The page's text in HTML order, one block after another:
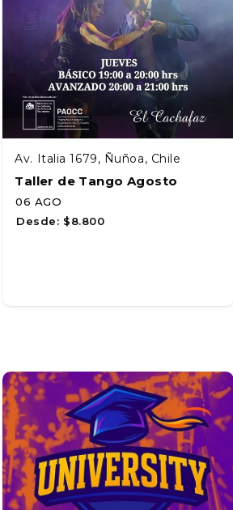
Av. Italia 1679, Ñuñoa, Chile
Taller de Tango Agosto
06 AGO
Desde: $8.800